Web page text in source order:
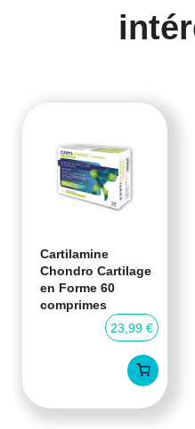
Cartilamine
Chondro Cartilage
en Forme 60
comprimes
23,99 €